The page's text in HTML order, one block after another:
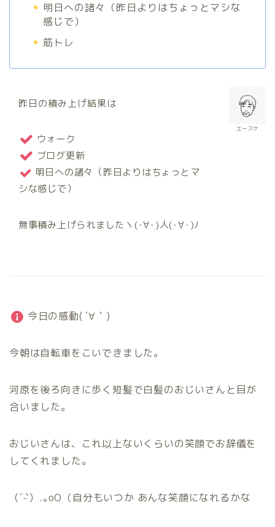
明日への諸々（昨日よりはちょっとマシな
感じで）
筋トレ
エースケ
昨日の積み上げ結果は
ウォーク
ブログ更新
明日への諸々（昨日よりはちょっとマ
シな感じで）
無事積み上げられましたヽ(･∀･)人(･∀･)ﾉ
今日の感動( ´∀｀)
今朝は自転車をこいできました。
河原を後ろ向きに歩く短髪で白髪のおじいさんと目が
合いました。
おじいさんは、これ以上ないくらいの笑顔でお辞儀を
してくれました。
（´-`）.｡oO（自分もいつか あんな笑顔になれるかな